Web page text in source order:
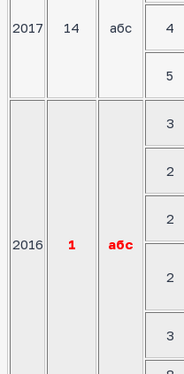
2017 14 абс 4
5
2016 1 абс
3
2
2
2
3